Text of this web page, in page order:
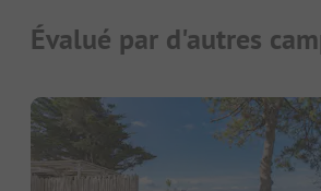
Évalué par d'autres